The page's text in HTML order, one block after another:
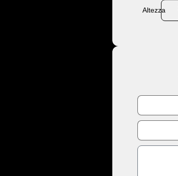
Altezza
Nome
Email
Messaggio